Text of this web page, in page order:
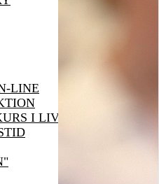
LINE
I LIVSGLÄDJE ON-